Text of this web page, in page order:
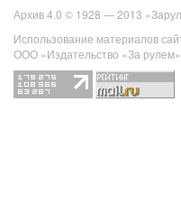
Архив 4.0 © 1928 — 2013
Использование материалов
ООО «Издательство «За рулем».